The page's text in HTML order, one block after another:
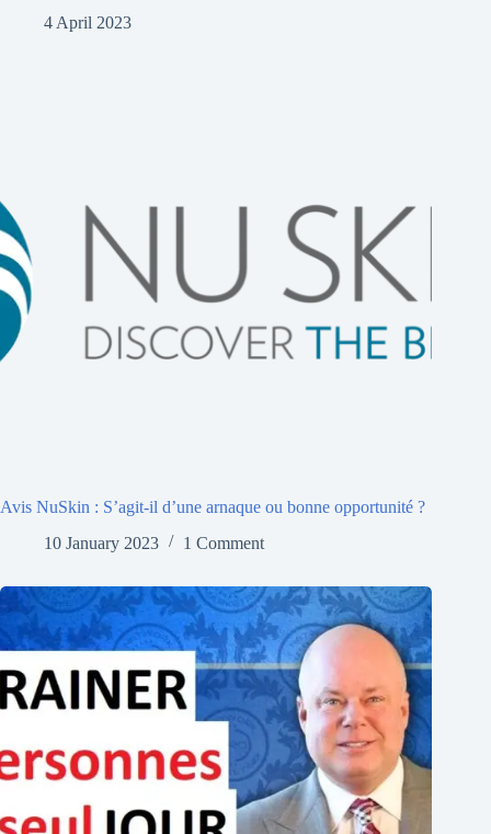
4 April 2023
Avis NuSkin : S’agit-il d’une arnaque ou bonne opportunité ?
10 January 2023
1 Comment